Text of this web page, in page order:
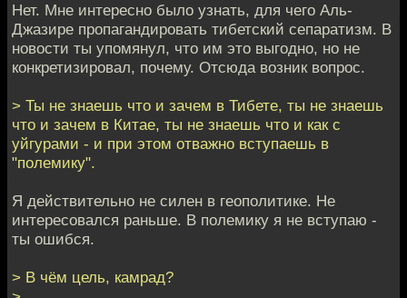
Нет. Мне интересно было узнать, для чего Аль-
Джазире пропагандировать тибетский сепаратизм. В
новости ты упомянул, что им это выгодно, но не
конкретизировал, почему. Отсюда возник вопрос.
> Ты не знаешь что и зачем в Тибете, ты не знаешь
что и зачем в Китае, ты не знаешь что и как с
уйгурами - и при этом отважно вступаешь в
"полемику".
Я действительно не силен в геополитике. Не
интересовался раньше. В полемику я не вступаю -
ты ошибся.
> В чём цель, камрад?